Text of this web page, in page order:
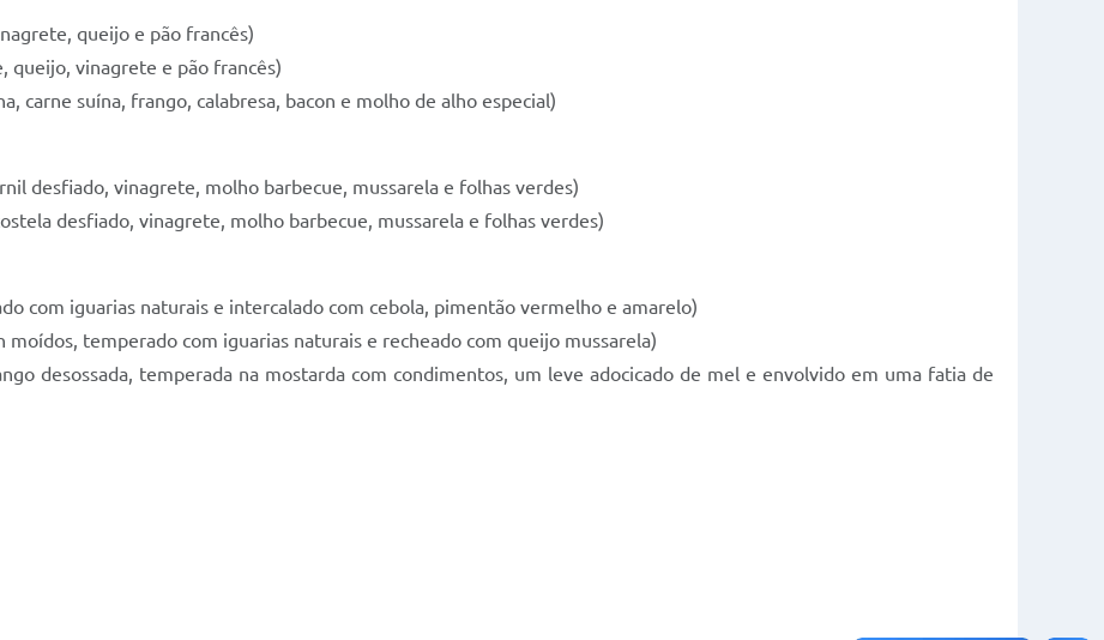
queijo e pão francês)
queijo, vinagrete e pão francês)
carne suína, frango, calabresa, bacon e molho de alho especial)
desfiado, vinagrete, molho barbecue, mussarela e folhas verdes)
desfiado, vinagrete, molho barbecue, mussarela e folhas verdes)
com iguarias naturais e intercalado com cebola, pimentão vermelho e amarelo)
moídos, temperado com iguarias naturais e recheado com queijo mussarela)
desossada, temperada na mostarda com condimentos, um leve adocicado de mel e envolvido em uma fatia de